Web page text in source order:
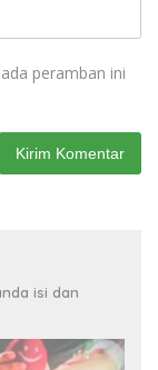
peramban ini
isi dan